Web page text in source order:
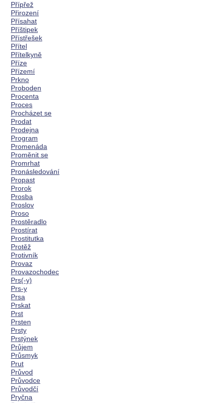
Přípřež
Přirození
Přísahat
Příštipek
Přístřešek
Přítel
Přítelkyně
Příze
Přízemí
Prkno
Proboden
Procenta
Proces
Procházet se
Prodat
Prodejna
Program
Promenáda
Proměnit se
Promrhat
Pronásledování
Propast
Prorok
Prosba
Proslov
Proso
Prostěradlo
Prostírat
Prostitutka
Protěž
Protivník
Provaz
Provazochodec
Prs(-y)
Prs-y
Prsa
Prskat
Prst
Prsten
Prsty
Prstýnek
Průjem
Průsmyk
Prut
Průvod
Průvodce
Průvodčí
Pryčna